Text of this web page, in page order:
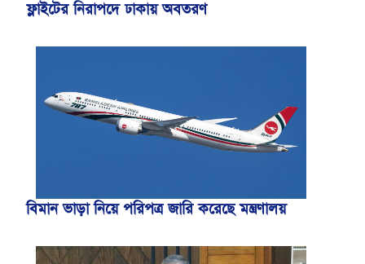
ফ্লাইটের নিরাপদে ঢাকায় অবতরণ
বিমান ভাড়া নিয়ে পরিপত্র জারি করেছে মন্ত্রণালয়